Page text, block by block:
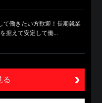
て働きたい方歓迎！長期就業
据えて安定して働...
る